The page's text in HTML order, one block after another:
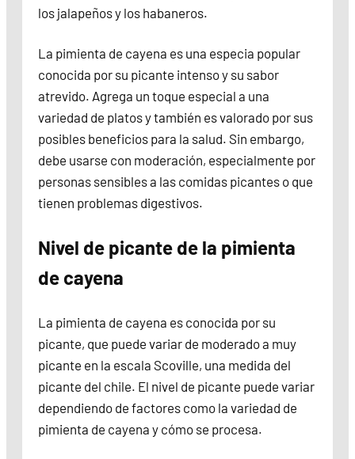
los jalapeños y los habaneros.
La pimienta de cayena es una especia popular
conocida por su picante intenso y su sabor
atrevido. Agrega un toque especial a una
variedad de platos y también es valorado por sus
posibles beneficios para la salud. Sin embargo,
debe usarse con moderación, especialmente por
personas sensibles a las comidas picantes o que
tienen problemas digestivos.
Nivel de picante de la pimienta
de cayena
La pimienta de cayena es conocida por su
picante, que puede variar de moderado a muy
picante en la escala Scoville, una medida del
picante del chile. El nivel de picante puede variar
dependiendo de factores como la variedad de
pimienta de cayena y cómo se procesa.